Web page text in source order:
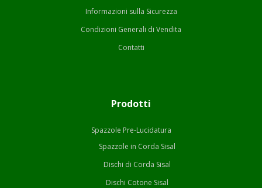
Informazioni sulla Sicurezza
Condizioni Generali di Vendita
Contatti
Prodotti
Spazzole Pre-Lucidatura
Spazzole in Corda Sisal
Dischi di Corda Sisal
Dischi Cotone Sisal